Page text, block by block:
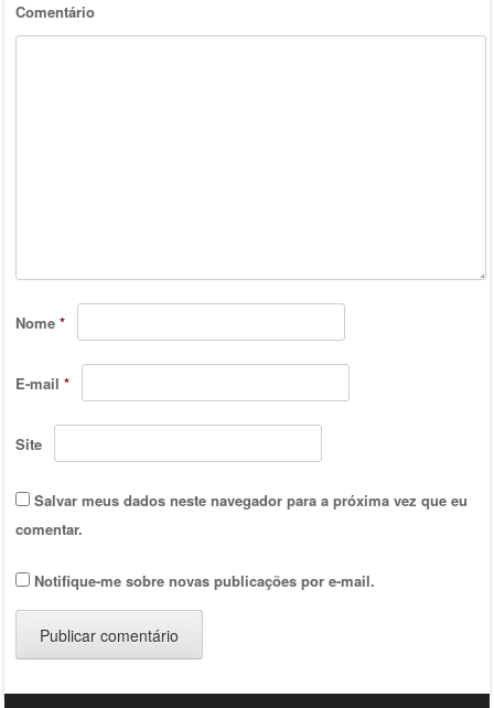
Comentário
Nome *
E-mail *
Site
Salvar meus dados neste navegador para a próxima vez que eu
comentar.
Notifique-me sobre novas publicações por e-mail.